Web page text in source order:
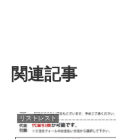
関連記事
リストレスト